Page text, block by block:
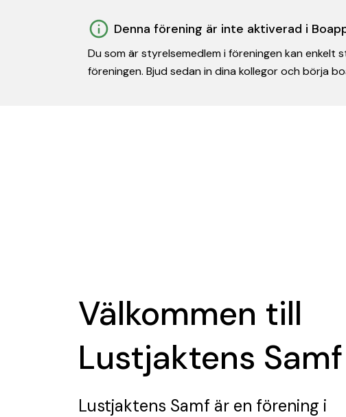
Denna förening är inte aktiverad i
Du som är styrelsemedlem i föreningen kan
föreningen. Bjud sedan in dina kollegor och börja
Välkommen till
Lustjaktens Samf
Lustjaktens Samf är en förening i